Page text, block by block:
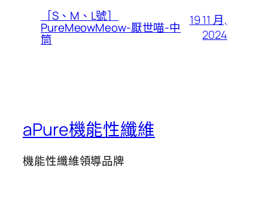
［S、M、L號］
PureMeowMeow-厭世喵-中
筒
19 11 月,
2024
aPure機能性纖維
機能性纖維領導品牌